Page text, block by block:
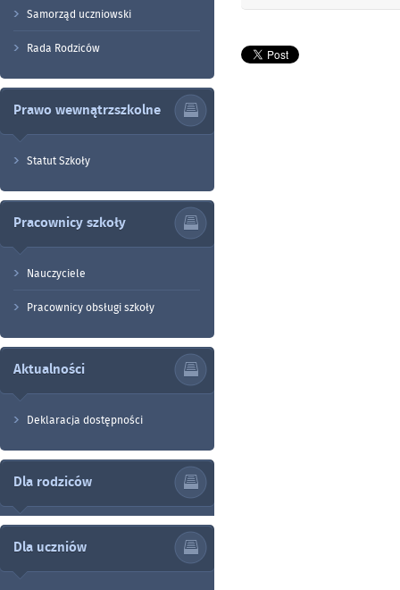
Samorząd uczniowski
Rada Rodziców
Prawo wewnątrzszkolne
Statut Szkoły
Pracownicy szkoły
Nauczyciele
Pracownicy obsługi szkoły
Aktualności
Deklaracja dostępności
Dla rodziców
Dla uczniów